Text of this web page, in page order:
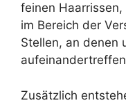
feinen
im Bereich der
Stellen, an denen
Zusätzlich